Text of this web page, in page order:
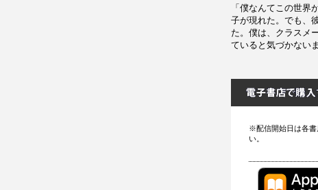
「僕なんてこの世
子が現れた。でも、
た。僕は、クラスメ
ていると気づかない
※配信開始日は各書
い。